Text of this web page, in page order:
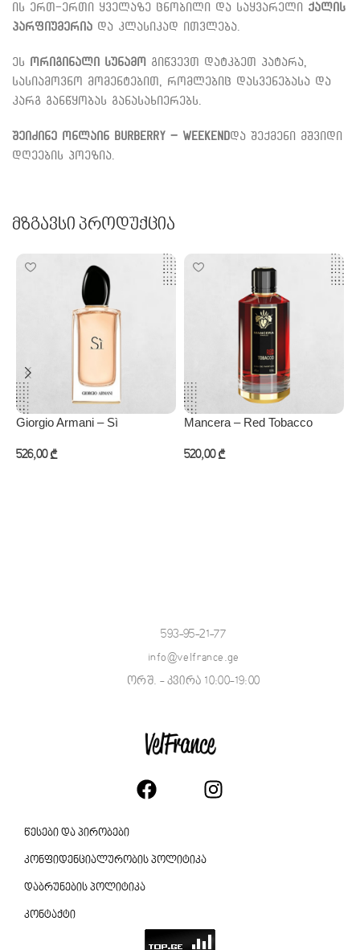
ის ერთ-ერთი ყველაზე ცნობილი და საყვარელი ქალის
პარფიუმერია და კლასიკად ითვლება.
ეს ორიგინალი სუნამო
გიწვევთ დატკბეთ პატარა,
სასიამოვნო მომენტებით, რომლებიც დასვენებასა და
კარგ განწყობას განასახიერებს.
შეიძინე ონლაინ Burberry – Weekendდა შექმენი მშვიდი
დღეების პოეზია.
Მზგავსი Პროდუქცია
Giorgio Armani – Sì
526,00 ₾
Mancera – Red Tobacco
520,00 ₾
593-95-21-77
info@velfrance.ge
ორშ. - კვირა 10:00-19:00
წესები და პირობები
კონფიდენციალურობის პოლიტიკა
დაბრუნების პოლიტიკა
კონტაქტი